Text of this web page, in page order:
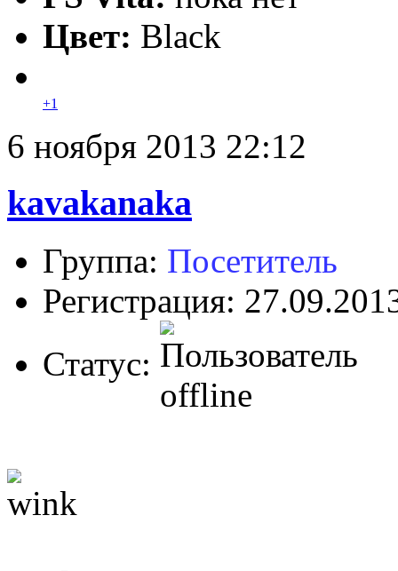
Цвет: Black
+1
6 ноября 2013 22:12
kavakanaka
Группа: Посетитель
Регистрация:
Статус: